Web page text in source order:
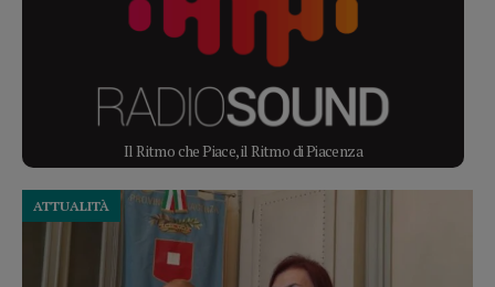
Il Ritmo che Piace, il Ritmo di Piacenza
ATTUALITÀ